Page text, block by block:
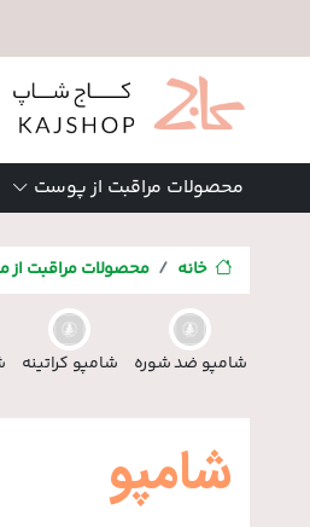
محصولات مراقبت از پوست
خانه محصولات مراقبت از
شامپو ضد شوره شامپو کراتینه
شامپو